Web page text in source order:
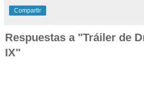
Compartir
Respuestas a "Tráiler de
IX"